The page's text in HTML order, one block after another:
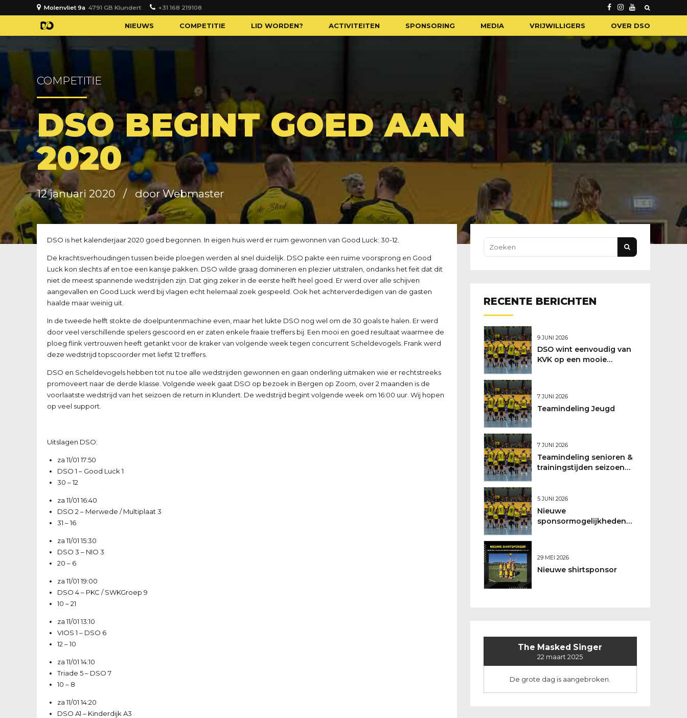
Molenvliet 9a 4791 GB Klundert +31 168 219108
NIEUWS COMPETITIE LID WORDEN? ACTIVITEITEN SPONSORING MEDIA VRIJWILLIGERS OVER DSO
COMPETITIE
DSO BEGINT GOED AAN
2020
12 januari 2020 door Webmaster
DSO is het kalenderjaar 2020 goed begonnen. In eigen huis werd er ruim gewonnen van Good Luck: 30-12.
De krachtsverhoudingen tussen beide ploegen werden al snel duidelijk. DSO pakte een ruime voorsprong en Good
Luck kon slechts af en toe een kansje pakken. DSO wilde graag domineren en plezier uitstralen, ondanks het feit dat dit
niet de meest spannende wedstrijden zijn. Dat ging zeker in de eerste helft heel goed. Er werd over alle schijven
aangevallen en Good Luck werd bij vlagen echt helemaal zoek gespeeld. Ook het achterverdedigen van de gasten
haalde maar weinig uit.
In de tweede helft stokte de doelpuntenmachine even, maar het lukte DSO nog wel om de 30 goals te halen. Er werd
door veel verschillende spelers gescoord en er zaten enkele fraaie treffers bij. Een mooi en goed resultaat waarmee de
ploeg flink vertrouwen heeft getankt voor de kraker van volgende week tegen concurrent Scheldevogels. Frank werd
deze wedstrijd topscoorder met liefst 12 treffers.
DSO en Scheldevogels hebben tot nu toe alle wedstrijden gewonnen en gaan onderling uitmaken wie er rechtstreeks
promoveert naar de derde klasse. Volgende week gaat DSO op bezoek in Bergen op Zoom, over 2 maanden is de
voorlaatste wedstrijd van het seizoen de return in Klundert. De wedstrijd begint volgende week om 16:00 uur. Wij hopen
op veel support.
Uitslagen DSO:
za 11/0117:50
DSO 1 – Good Luck 1
30 – 12
za 11/0116:40
DSO 2 – Merwede / Multiplaat 3
31 – 16
za 11/0115:30
DSO 3 – NIO 3
20 – 6
za 11/0119:00
DSO 4– PKC / SWKGroep 9
10 – 21
za 11/0113:10
VIOS 1 – DSO 6
12 – 10
za 11/0114:10
Triade 5– DSO 7
10 – 8
za 11/0114:20
DSO A1 – Kinderdijk A3
RECENTE BERICHTEN
9 JUNI 2026
DSO wint eenvoudig van
KVK op een mooie
7 JUNI 2026
Teamindeling Jeugd
7 JUNI 2026
Teamindeling senioren &
trainingstijden seizoen
5 JUNI 2026
Nieuwe
sponsormogelijkheden
29 MEI 2026
Nieuwe shirtsponsor
The Masked Singer
22 maart 2025
De grote dag is aangebroken.